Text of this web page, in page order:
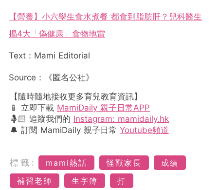
【營養】小六學生食水煮餐 都食到脂肪肝？兒科醫生
揭4大「偽健康」食物地雷
Text：Mami Editorial
Source：《匿名公社》
【隨時隨地接收更多育兒教育資訊】
📱 立即下載 MamiDaily 親子日常APP
🤱🏻 追蹤我們的 Instagram: mamidaily.hk
🔔 訂閱 MamiDaily 親子日常 Youtube頻道
標籤: mami熱話 怪獸家長
成績
補習老師
生字簿 打